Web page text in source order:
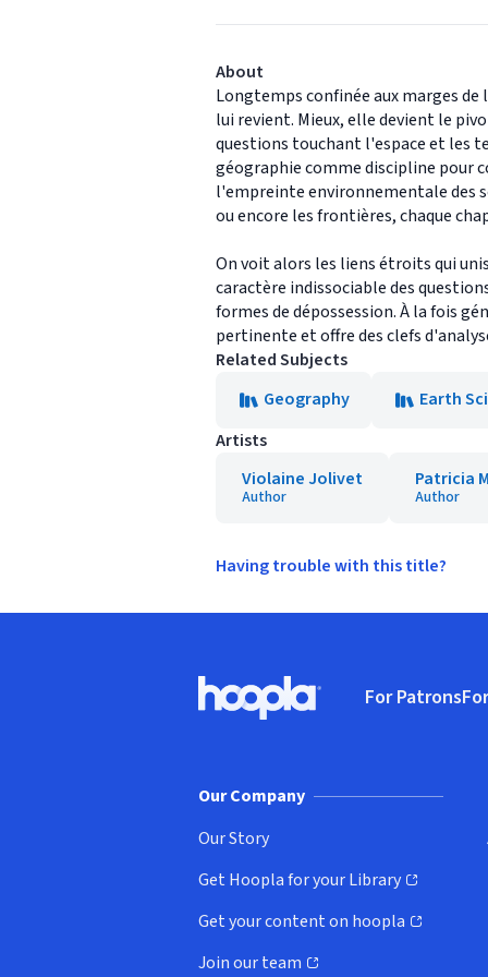
About
Longtemps confinée aux marges
lui revient. Mieux, elle devient le
questions touchant l'espace et les
géographie comme discipline pour
l'empreinte environnementale des
ou encore les frontières, chaque
On voit alors les liens étroits qui
caractère indissociable des
formes de dépossession. À la fois
pertinente et offre des clefs
Related Subjects
Geography
Earth
Artists
Violaine Jolivet
Author
Patricia
Author
Having trouble with this title?
Hoopla logo, Go to homepage
For Patrons
Our Company
Our Story
Get Hoopla for your Library
(opens in new window)
Get your content on hoopla
(opens in new window)
Join our team